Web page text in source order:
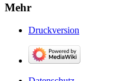
Mehr
Druckversion